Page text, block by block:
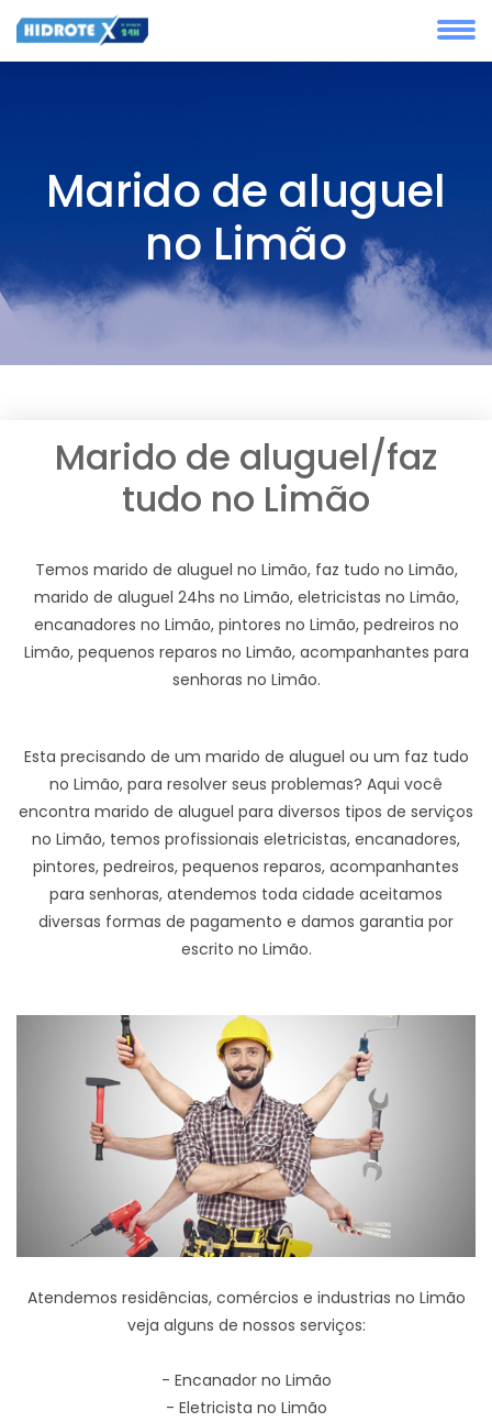
Marido de aluguel
no Limão
Marido de aluguel/faz
tudo no Limão
Temos marido de aluguel no Limão, faz tudo no Limão,
marido de aluguel 24hs no Limão, eletricistas no Limão,
encanadores no Limão, pintores no Limão, pedreiros no
Limão, pequenos reparos no Limão, acompanhantes para
senhoras no Limão.
Esta precisando de um marido de aluguel ou um faz tudo
no Limão, para resolver seus problemas? Aqui você
encontra marido de aluguel para diversos tipos de serviços
no Limão, temos profissionais eletricistas, encanadores,
pintores, pedreiros, pequenos reparos, acompanhantes
para senhoras, atendemos toda cidade aceitamos
diversas formas de pagamento e damos garantia por
escrito no Limão.
Atendemos residências, comércios e industrias no Limão
veja alguns de nossos serviços:
- Encanador no Limão
- Eletricista no Limão